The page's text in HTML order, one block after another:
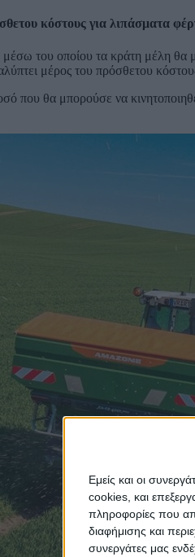
Εμείς και οι
cookies, και
πληροφορίες που
διαφήμισης και
συνεργάτες μας
κόστους για λιπάσματα
του οποίου τα κράτη μέλη θα
μέρος του πρόσθετου
που θα μπορούσε να